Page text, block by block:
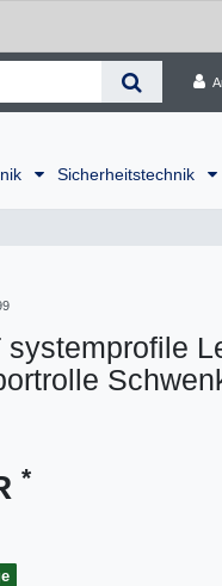
Sicherheitstechnik
systemprofile
*